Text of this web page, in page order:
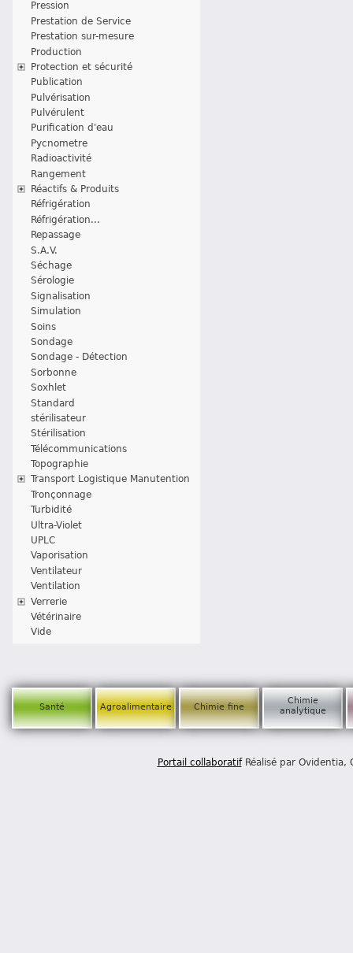
Pression
Prestation de Service
Prestation sur-mesure
Production
Protection et sécurité
Publication
Pulvérisation
Pulvérulent
Purification d'eau
Pycnometre
Radioactivité
Rangement
Réactifs & Produits
Réfrigération
Réfrigération...
Repassage
S.A.V.
Séchage
Sérologie
Signalisation
Simulation
Soins
Sondage
Sondage - Détection
Sorbonne
Soxhlet
Standard
stérilisateur
Stérilisation
Télécommunications
Topographie
Transport Logistique Manutention
Tronçonnage
Turbidité
Ultra-Violet
UPLC
Vaporisation
Ventilateur
Ventilation
Verrerie
Vétérinaire
Vide
Santé Agroalimentaire Chimie fine
Chimie
analytique
Portail collaboratifRéalisé par Ovidentia,